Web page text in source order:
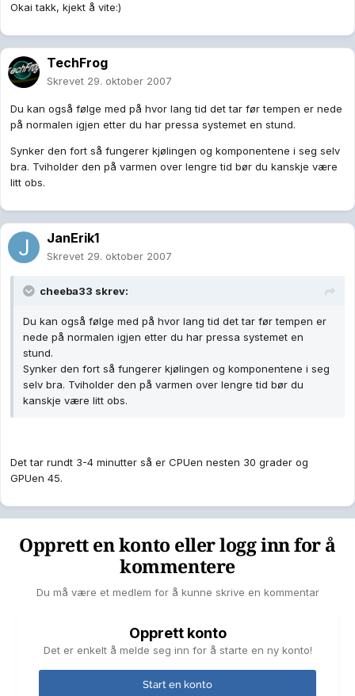
Okai takk, kjekt å vite:)
TechFrog
Skrevet 29. oktober 2007
Du kan også følge med på hvor lang tid det tar før tempen er nede
på normalen igjen etter du har pressa systemet en stund.
Synker den fort så fungerer kjølingen og komponentene i seg selv
bra. Tviholder den på varmen over lengre tid bør du kanskje være
litt obs.
JanErik1
Skrevet 29. oktober 2007
cheeba33 skrev:
Du kan også følge med på hvor lang tid det tar før tempen er
nede på normalen igjen etter du har pressa systemet en
stund.
Synker den fort så fungerer kjølingen og komponentene i seg
selv bra. Tviholder den på varmen over lengre tid bør du
kanskje være litt obs.
Det tar rundt 3-4 minutter så er CPUen nesten 30 grader og
GPUen 45.
Opprett en konto eller logg inn for å
kommentere
Du må være et medlem for å kunne skrive en kommentar
Opprett konto
Det er enkelt å melde seg inn for å starte en ny konto!
Start en konto